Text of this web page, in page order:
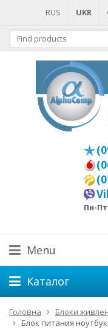
RUS UKR
Пн-Пт
Menu
Каталог
Головна Блоки
Блок питания